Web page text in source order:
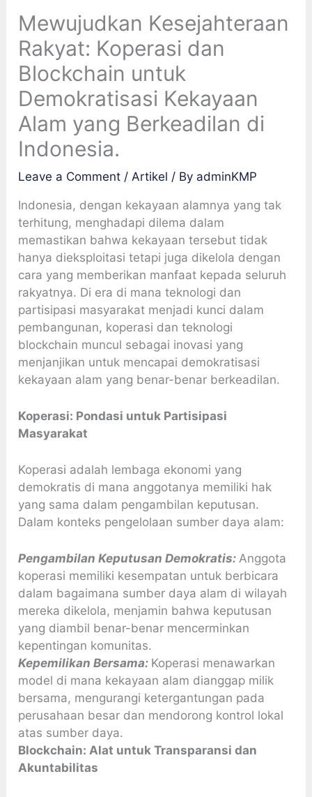
Mewujudkan Kesejahteraan
Rakyat: Koperasi dan
Blockchain untuk
Demokratisasi Kekayaan
Alam yang Berkeadilan di
Indonesia.
Leave a Comment / Artikel / By adminKMP
Indonesia, dengan kekayaan alamnya yang tak
terhitung, menghadapi dilema dalam
memastikan bahwa kekayaan tersebut tidak
hanya dieksploitasi tetapi juga dikelola dengan
cara yang memberikan manfaat kepada seluruh
rakyatnya. Di era di mana teknologi dan
partisipasi masyarakat menjadi kunci dalam
pembangunan, koperasi dan teknologi
blockchain muncul sebagai inovasi yang
menjanjikan untuk mencapai demokratisasi
kekayaan alam yang benar-benar berkeadilan.
Koperasi: Pondasi untuk Partisipasi
Masyarakat
Koperasi adalah lembaga ekonomi yang
demokratis di mana anggotanya memiliki hak
yang sama dalam pengambilan keputusan.
Dalam konteks pengelolaan sumber daya alam:
Pengambilan Keputusan Demokratis:Anggota
koperasi memiliki kesempatan untuk berbicara
dalam bagaimana sumber daya alam di wilayah
mereka dikelola, menjamin bahwa keputusan
yang diambil benar-benar mencerminkan
kepentingan komunitas.
Kepemilikan Bersama: Koperasi menawarkan
model di mana kekayaan alam dianggap milik
bersama, mengurangi ketergantungan pada
perusahaan besar dan mendorong kontrol lokal
atas sumber daya.
Blockchain: Alat untuk Transparansi dan
Akuntabilitas